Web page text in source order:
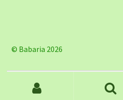
© Babaria 2026